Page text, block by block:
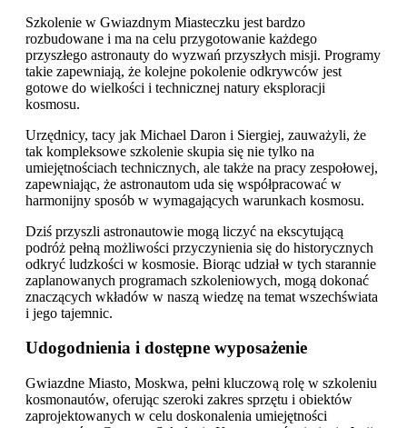
Szkolenie w Gwiazdnym Miasteczku jest bardzo
rozbudowane i ma na celu przygotowanie każdego
przyszłego astronauty do wyzwań przyszłych misji. Programy
takie zapewniają, że kolejne pokolenie odkrywców jest
gotowe do wielkości i technicznej natury eksploracji
kosmosu.
Urzędnicy, tacy jak Michael Daron i Siergiej, zauważyli, że
tak kompleksowe szkolenie skupia się nie tylko na
umiejętnościach technicznych, ale także na pracy zespołowej,
zapewniając, że astronautom uda się współpracować w
harmonijny sposób w wymagających warunkach kosmosu.
Dziś przyszli astronautowie mogą liczyć na ekscytującą
podróż pełną możliwości przyczynienia się do historycznych
odkryć ludzkości w kosmosie. Biorąc udział w tych starannie
zaplanowanych programach szkoleniowych, mogą dokonać
znaczących wkładów w naszą wiedzę na temat wszechświata
i jego tajemnic.
Udogodnienia i dostępne wyposażenie
Gwiazdne Miasto, Moskwa, pełni kluczową rolę w szkoleniu
kosmonautów, oferując szeroki zakres sprzętu i obiektów
zaprojektowanych w celu doskonalenia umiejętności